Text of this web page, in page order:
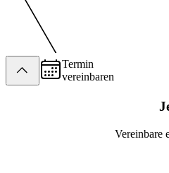
Termin
vereinbaren
Vereinbare